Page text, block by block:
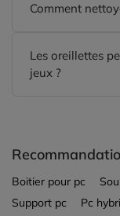
Comment
Les oreillettes
jeux ?
Boitier pour pc
Support pc
Pc